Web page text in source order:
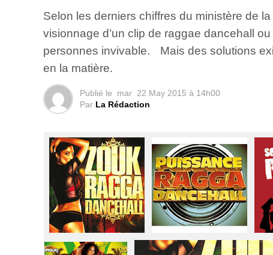
Selon les derniers chiffres du ministère de
visionnage d’un clip de raggae dancehall
personnes invivable. Mais des solutions
en la matière.
Publié le mar 22 May 2015 à 14h00
Par La Rédaction